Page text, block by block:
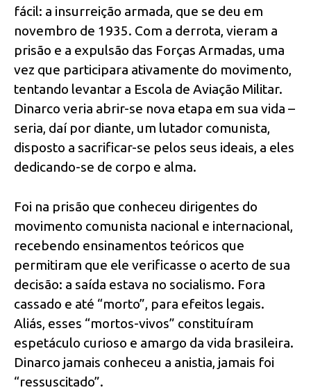
fácil: a insurreição armada, que se deu em
novembro de 1935. Com a derrota, vieram a
prisão e a expulsão das Forças Armadas, uma
vez que participara ativamente do movimento,
tentando levantar a Escola de Aviação Militar.
Dinarco veria abrir-se nova etapa em sua vida –
seria, daí por diante, um lutador comunista,
disposto a sacrificar-se pelos seus ideais, a eles
dedicando-se de corpo e alma.
Foi na prisão que conheceu dirigentes do
movimento comunista nacional e internacional,
recebendo ensinamentos teóricos que
permitiram que ele verificasse o acerto de sua
decisão: a saída estava no socialismo. Fora
cassado e até “morto”, para efeitos legais.
Aliás, esses “mortos-vivos” constituíram
espetáculo curioso e amargo da vida brasileira.
Dinarco jamais conheceu a anistia, jamais foi
“ressuscitado”.